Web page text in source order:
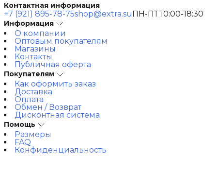
Контактная информация
+7 (921) 895-78-75shop@extra.suПН-ПТ 10:00-18:30
Информация
О компании
Оптовым покупателям
Магазины
Контакты
Публичная оферта
Покупателям
Как оформить заказ
Доставка
Оплата
Обмен / Возврат
Дисконтная система
Помощь
Размеры
FAQ
Конфиденциальность